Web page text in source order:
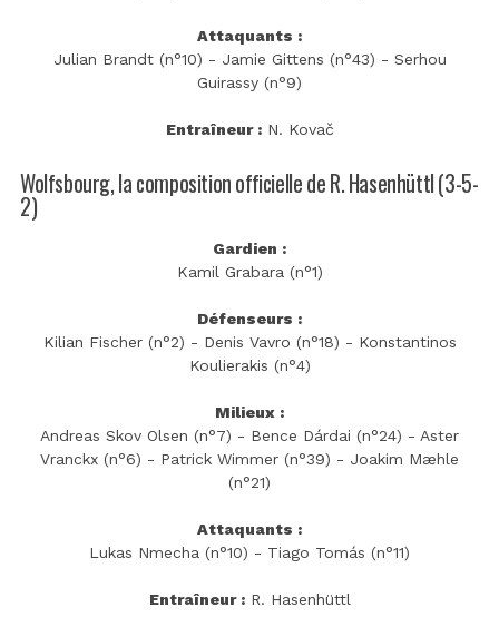
Attaquants :
Julian Brandt (n°10) - Jamie Gittens (n°43) - Serhou
Guirassy (n°9)
Entraîneur :N. Kovač
Wolfsbourg, la composition officielle de R. Hasenhüttl (3-5-
2)
Gardien :
Kamil Grabara (n°1)
Défenseurs :
Kilian Fischer (n°2) - Denis Vavro (n°18) - Konstantinos
Koulierakis (n°4)
Milieux :
Andreas Skov Olsen (n°7) - Bence Dárdai (n°24) - Aster
Vranckx (n°6) - Patrick Wimmer (n°39) - Joakim Mæhle
(n°21)
Attaquants :
Lukas Nmecha (n°10) - Tiago Tomás (n°11)
Entraîneur :R. Hasenhüttl